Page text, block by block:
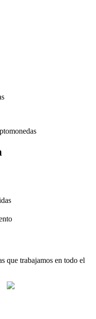
que trabajamos en todo el